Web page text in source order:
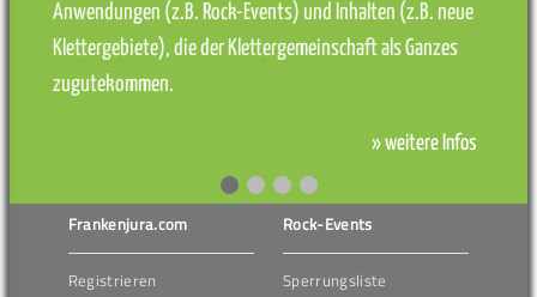
Anwendungen (z.B. Rock-Events) und Inhalten (z.B. neue
Klettergebiete), die der Klettergemeinschaft als Ganzes
zugutekommen.
» weitere Infos
Frankenjura.com
Registrieren
Rock-Events
Sperrungsliste